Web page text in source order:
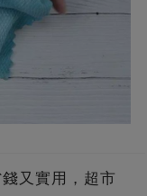
又實用，超市